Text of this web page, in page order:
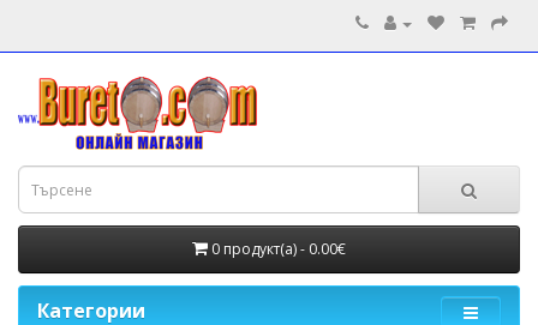
0 продукт(а) - 0.00€
Категории